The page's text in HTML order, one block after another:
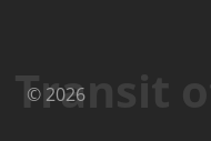
Transit
© 2026